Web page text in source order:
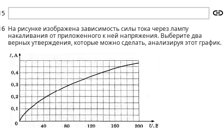
На рисунке изображена зависимость силы тока через лампу
накаливания от приложенного к ней напряжения. Выберите два
верных утверждения, которые можно сделать, анализируя этот график.